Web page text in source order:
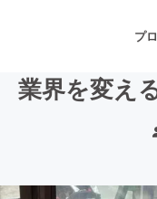
プ
業界を変え